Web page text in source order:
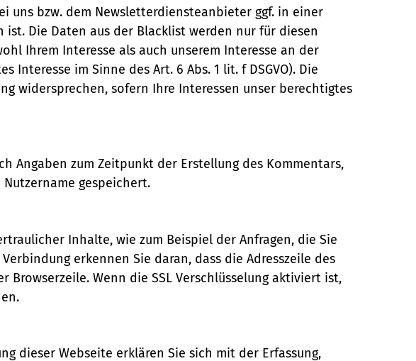
uns bzw. dem Newsletterdiensteanbieter ggf. in einer
Die Daten aus der Blacklist werden nur für diesen
Ihrem Interesse als auch unserem Interesse an der
im Sinne des Art. 6 Abs. 1 lit. f DSGVO). Die
widersprechen, sofern Ihre Interessen unser berechtigtes
Angaben zum Zeitpunkt der Erstellung des Kommentars,
gespeichert.
Inhalte, wie zum Beispiel der Anfragen, die Sie
erkennen Sie daran, dass die Adresszeile des
Wenn die SSL Verschlüsselung aktiviert ist,
dieser Webseite erklären Sie sich mit der Erfassung,